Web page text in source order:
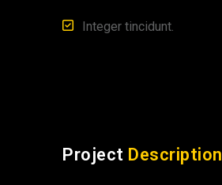
Integer tincidunt.
Project Description